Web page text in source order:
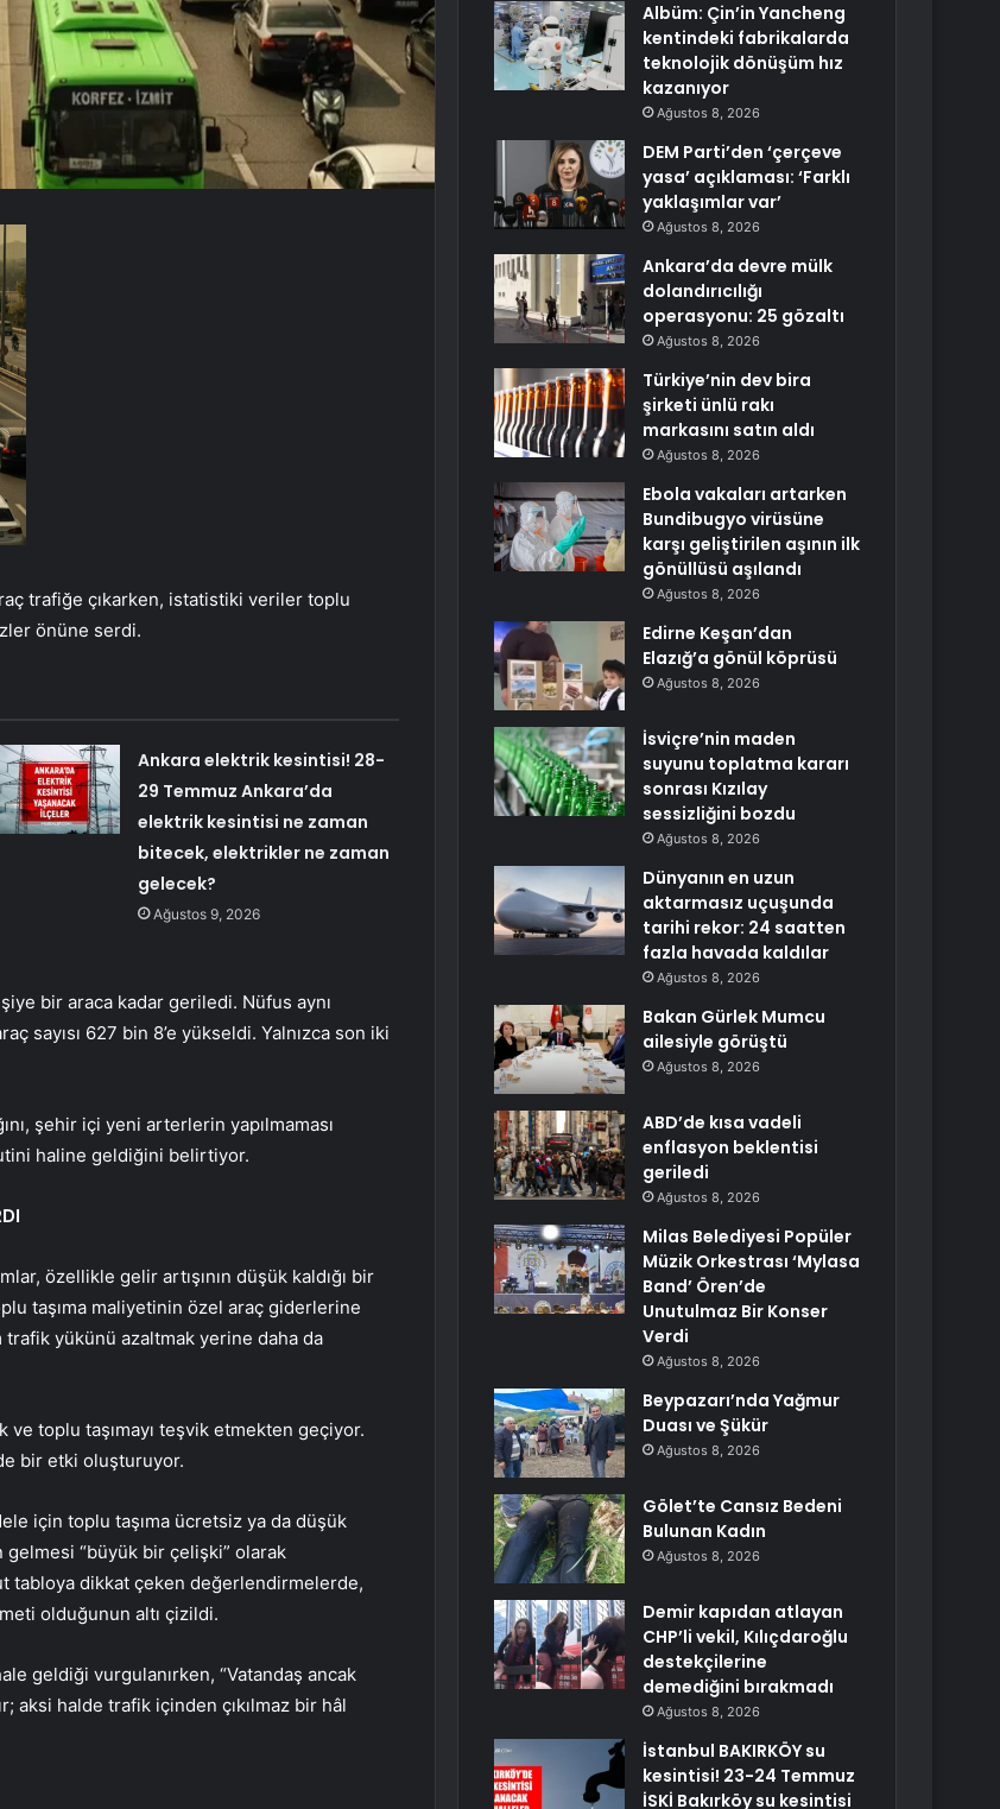
trafiğe çıkarken, istatistiki veriler toplu
önüne serdi.
Ankara elektrik kesintisi! 28-
29 Temmuz Ankara’da
elektrik kesintisi ne zaman
bitecek, elektrikler ne zaman
gelecek?
Ağustos 9, 2026
bir araca kadar geriledi. Nüfus aynı
sayısı 627 bin 8’e yükseldi. Yalnızca son iki
şehir içi yeni arterlerin yapılmaması
haline geldiğini belirtiyor.
özellikle gelir artışının düşük kaldığı bir
taşıma maliyetinin özel araç giderlerine
yükünü azaltmak yerine daha da
ve toplu taşımayı teşvik etmekten geçiyor.
bir etki oluşturuyor.
için toplu taşıma ücretsiz ya da düşük
“büyük bir çelişki” olarak
tabloya dikkat çeken değerlendirmelerde,
olduğunun altı çizildi.
geldiği vurgulanırken, “Vatandaş ancak
aksi halde trafik içinden çıkılmaz bir hâl
Albüm: Çin’in Yancheng
kentindeki fabrikalarda
teknolojik dönüşüm hız
kazanıyor
Ağustos 8, 2026
DEM Parti’den ‘çerçeve
yasa’ açıklaması: ‘Farklı
yaklaşımlar var’
Ağustos 8, 2026
Ankara’da devre mülk
dolandırıcılığı
operasyonu: 25 gözaltı
Ağustos 8, 2026
Türkiye’nin dev bira
şirketi ünlü rakı
markasını satın aldı
Ağustos 8, 2026
Ebola vakaları artarken
Bundibugyo virüsüne
karşı geliştirilen aşının ilk
gönüllüsü aşılandı
Ağustos 8, 2026
Edirne Keşan’dan
Elazığ’a gönül köprüsü
Ağustos 8, 2026
İsviçre’nin maden
suyunu toplatma kararı
sonrası Kızılay
sessizliğini bozdu
Ağustos 8, 2026
Dünyanın en uzun
aktarmasız uçuşunda
tarihi rekor: 24 saatten
fazla havada kaldılar
Ağustos 8, 2026
Bakan Gürlek Mumcu
ailesiyle görüştü
Ağustos 8, 2026
ABD’de kısa vadeli
enflasyon beklentisi
geriledi
Ağustos 8, 2026
Milas Belediyesi Popüler
Müzik Orkestrası ‘Mylasa
Band’ Ören’de
Unutulmaz Bir Konser
Verdi
Ağustos 8, 2026
Beypazarı’nda Yağmur
Duası ve Şükür
Ağustos 8, 2026
Gölet’te Cansız Bedeni
Bulunan Kadın
Ağustos 8, 2026
Demir kapıdan atlayan
CHP’li vekil, Kılıçdaroğlu
destekçilerine
demediğini bırakmadı
Ağustos 8, 2026
İstanbul BAKIRKÖY su
kesintisi! 23-24 Temmuz
İSKİ Bakırköy su kesintisi